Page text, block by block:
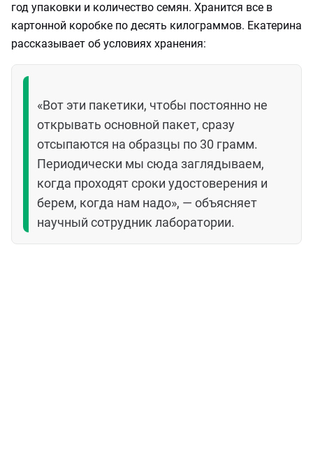
год упаковки и количество семян. Хранится все в
картонной коробке по десять килограммов. Екатерина
рассказывает об условиях хранения:
«Вот эти пакетики, чтобы постоянно не
открывать основной пакет, сразу
отсыпаются на образцы по 30 грамм.
Периодически мы сюда заглядываем,
когда проходят сроки удостоверения и
берем, когда нам надо», — объясняет
научный сотрудник лаборатории.